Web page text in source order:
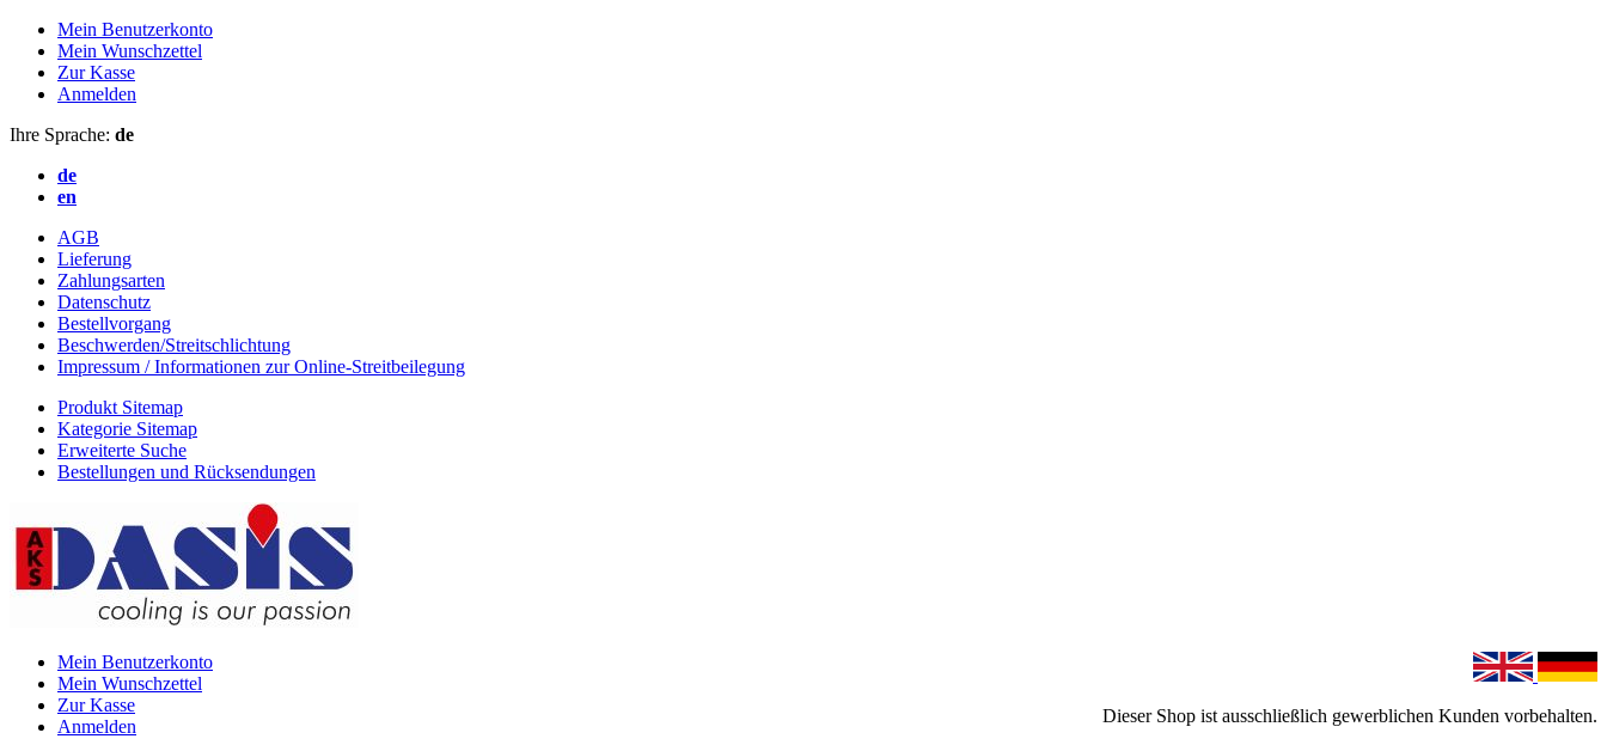
Mein Benutzerkonto
Mein Wunschzettel
Zur Kasse
Anmelden
Ihre Sprache: de
de
en
AGB
Lieferung
Zahlungsarten
Datenschutz
Bestellvorgang
Beschwerden/Streitschlichtung
Impressum / Informationen zur Online-Streitbeilegung
Produkt Sitemap
Kategorie Sitemap
Erweiterte Suche
Bestellungen und Rücksendungen
Dieser Shop ist ausschließlich gewerblichen Kunden vorbehalten.
Mein Benutzerkonto
Mein Wunschzettel
Zur Kasse
Anmelden